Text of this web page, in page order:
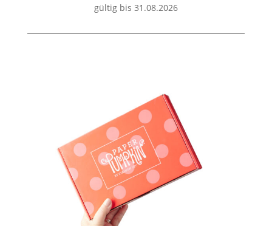
gültig bis 31.08.2026